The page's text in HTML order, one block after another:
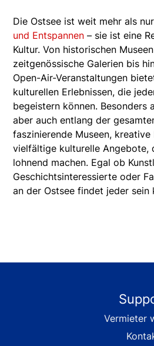
Die Ostsee ist weit mehr als
und Entspannen – sie ist eine
Kultur. Von historischen
zeitgenössische Galerien bis
Open-Air-Veranstaltungen
kulturellen Erlebnissen, die
begeistern können. Besonders
aber auch entlang der
faszinierende Museen,
vielfältige kulturelle Angebote,
lohnend machen. Egal ob
Geschichtsinteressierte oder
an der Ostsee findet jeder
Vermieter